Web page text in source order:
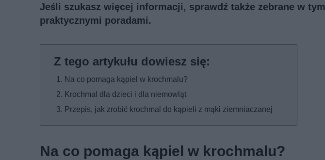
Jeśli szukasz więcej informacji, sprawdź także zebrane w
praktycznymi poradami.
Na co pomaga kąpiel w krochmalu?
Krochmal dla dzieci i dla niemowląt
Przepis, jak zrobić krochmal do kąpieli z mąki ziemniaczanej
Na co pomaga kąpiel w krochmalu?